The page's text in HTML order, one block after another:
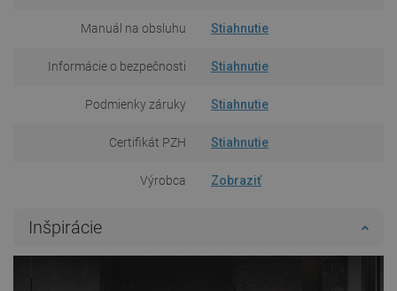
Manuál na obsluhu Stiahnutie
Informácie o bezpečnosti Stiahnutie
Podmienky záruky Stiahnutie
Certifikát PZH Stiahnutie
Výrobca Zobraziť
Inšpirácie